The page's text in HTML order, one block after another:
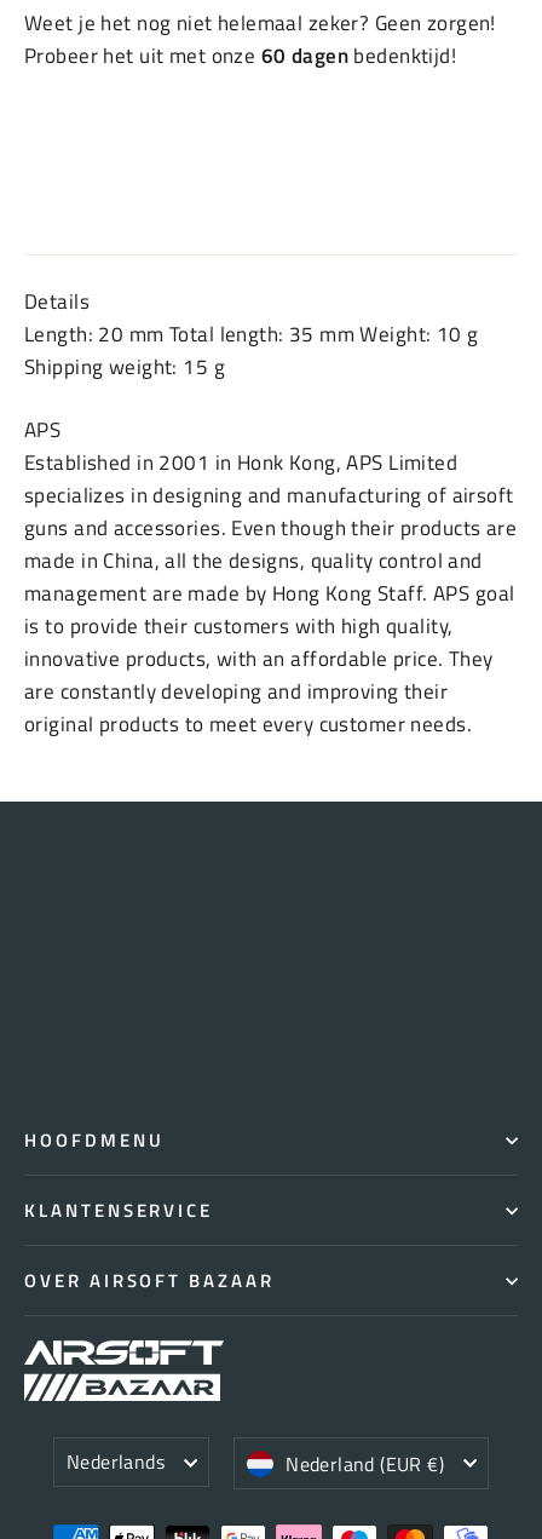
Weet je het nog niet helemaal zeker? Geen zorgen!
Probeer het uit met onze 60 dagenbedenktijd!
Details
Length: 20 mm Total length: 35 mm Weight: 10 g
Shipping weight: 15 g
APS
Established in 2001 in Honk Kong, APS Limited
specializes in designing and manufacturing of airsoft
guns and accessories. Even though their products are
made in China, all the designs, quality control and
management are made by Hong Kong Staff. APS goal
is to provide their customers with high quality,
innovative products, with an affordable price. They
are constantly developing and improving their
original products to meet every customer needs.
HOOFDMENU
KLANTENSERVICE
OVER AIRSOFT BAZAAR
Taal
Nederlands ValutaNederland (EUR €)